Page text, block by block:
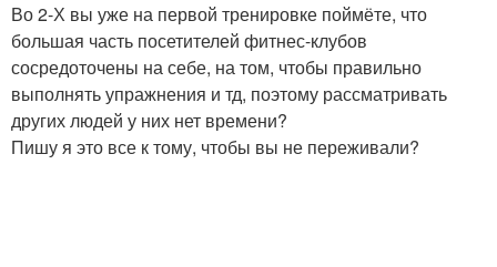
Во 2-Х вы уже на первой тренировке поймёте, что
большая часть посетителей фитнес-клубов
сосредоточены на себе, на том, чтобы правильно
выполнять упражнения и тд, поэтому рассматривать
других людей у них нет времени?
Пишу я это все к тому, чтобы вы не переживали?